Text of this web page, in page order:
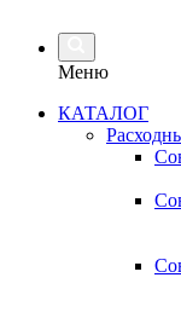
Меню
КАТАЛОГ